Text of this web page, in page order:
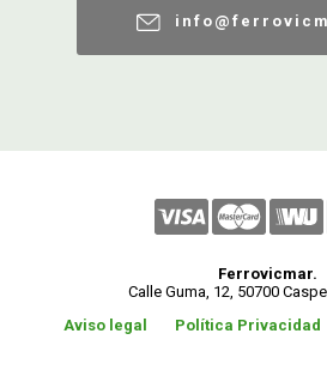
Ferrovicmar.
Calle Guma, 12, 50700
Aviso legal
Política Privacidad